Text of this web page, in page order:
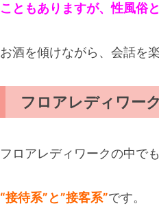
こともありますが、性風俗
お酒を傾けながら、会話を
フロアレディワー
フロアレディワークの中で
“接待系”と”接客系”です。